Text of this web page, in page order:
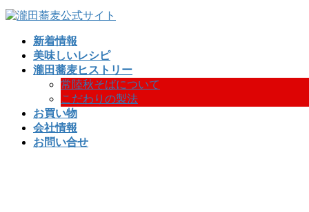
新着情報
美味しいレシピ
瀧田蕎麦ヒストリー
常陸秋そばについて
こだわりの製法
お買い物
会社情報
お問い合せ